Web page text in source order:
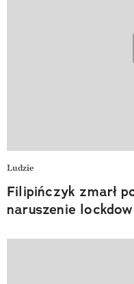
Ludzie
Filipińczyk zmarł
naruszenie